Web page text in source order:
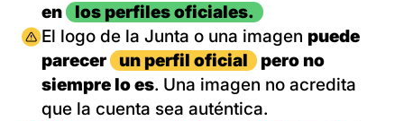
en
los perfiles oficiales.
Imagen
El logo de la Junta o una imagen puede
parecer
un perfil oficial
pero no
siempre lo es. Una imagen no acredita
que la cuenta sea auténtica.